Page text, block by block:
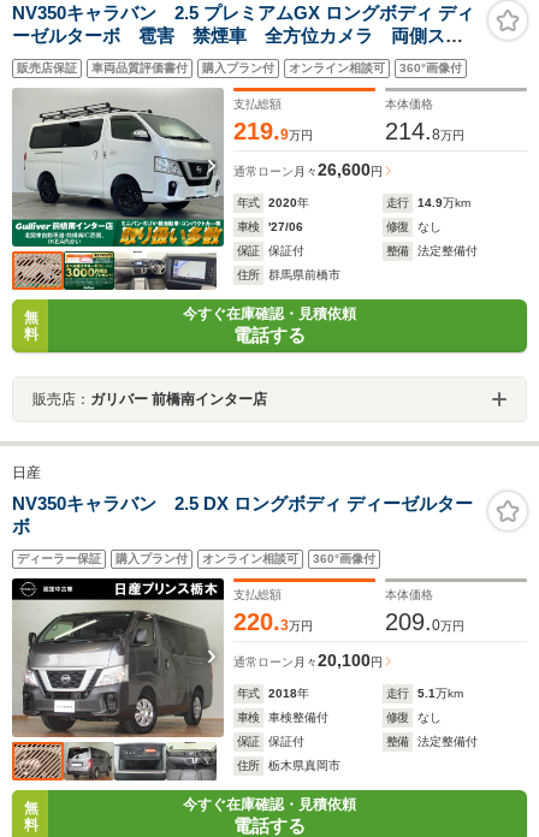
NV350キャラバン 2.5 プレミアムGX ロングボディ ディ
ーゼルターボ 雹害 禁煙車 全方位カメラ 両側スラ
イドドア ドライブレコーダー 7インチナビ フルセ
グ ETC オートライト スマートキー 社外アルミホ
イール 純正フロアマット 4WD スマートキー
販売店保証 車両品質評価書付 購入プラン付 オンライン相談可 360°画像付
支払総額
219.9万円
本体価格
214.8万円
通常ローン 月々26,600円
年式 2020年 走行 14.9万km
車検
'27/06 修復
なし
保証
保証付 整備
法定整備付
住所
群馬県前橋市
無
料
今すぐ在庫確認・見積依頼
電話する
販売店： ガリバー 前橋南インター店
日産
NV350キャラバン 2.5 DX ロングボディ ディーゼルター
ボ
ディーラー保証 購入プラン付 オンライン相談可 360°画像付
支払総額
220.3万円
本体価格
209.0万円
通常ローン 月々20,100円
年式 2018年 走行 5.1万km
車検
車検整備付 修復
なし
保証
保証付 整備
法定整備付
住所
栃木県真岡市
無
料
今すぐ在庫確認・見積依頼
電話する